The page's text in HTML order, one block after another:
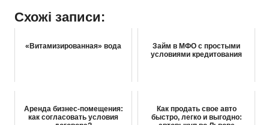
Схожі записи:
«Витамизированная» вода
Займ в МФО с простыми
условиями кредитования
Аренда бизнес-помещения:
как согласовать условия
Как продать свое авто
быстро, легко и выгодно: